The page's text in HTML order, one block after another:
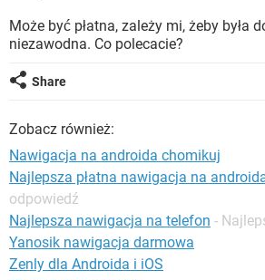
WINDOWS 10
Może być płatna, zależy mi, żeby była
niezawodna. Co polecacie?
Share
Zobacz również:
Nawigacja na androida chomikuj
Najlepsza płatna nawigacja na
odpowiedź
Najlepsza nawigacja na telefon -
Yanosik nawigacja darmowa
Zenly dla Androida i iOS